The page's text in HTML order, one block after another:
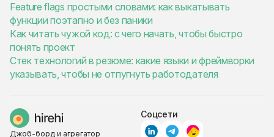
Feature flags простыми словами: как выкатывать
функции поэтапно и без паники
Как читать чужой код: с чего начать, чтобы быстро
понять проект
Стек технологий в резюме: какие языки и фреймворки
указывать, чтобы не отпугнуть работодателя
Джоб-борд и агрегатор
Соцсети